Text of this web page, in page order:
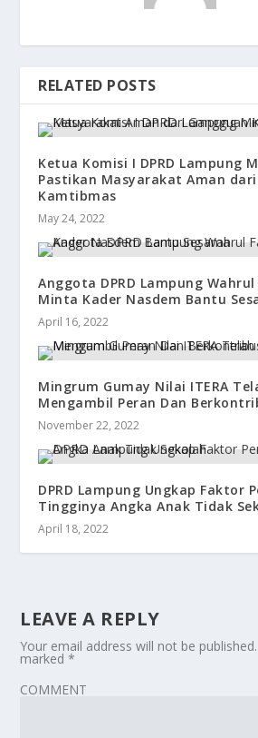
RELATED POSTS
Ketua Komisi I DPRD Lampung
Pastikan Masyarakat Aman
Kamtibmas
May 24, 2022
Anggota DPRD Lampung
Minta Kader Nasdem Bantu
April 16, 2022
Mingrum Gumay Nilai ITERA
Mengambil Peran Dan
November 22, 2022
DPRD Lampung Ungkap Faktor
Tingginya Angka Anak Tidak
April 18, 2022
LEAVE A REPLY
Your email address will not be published.
marked*
COMMENT